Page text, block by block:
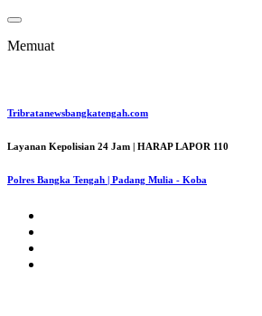
Lewati
konten
Memuat
Tribratanewsbangkatengah.com
Layanan Kepolisian 24 Jam | HARAP LAPOR 110
Polres Bangka Tengah | Padang Mulia - Koba